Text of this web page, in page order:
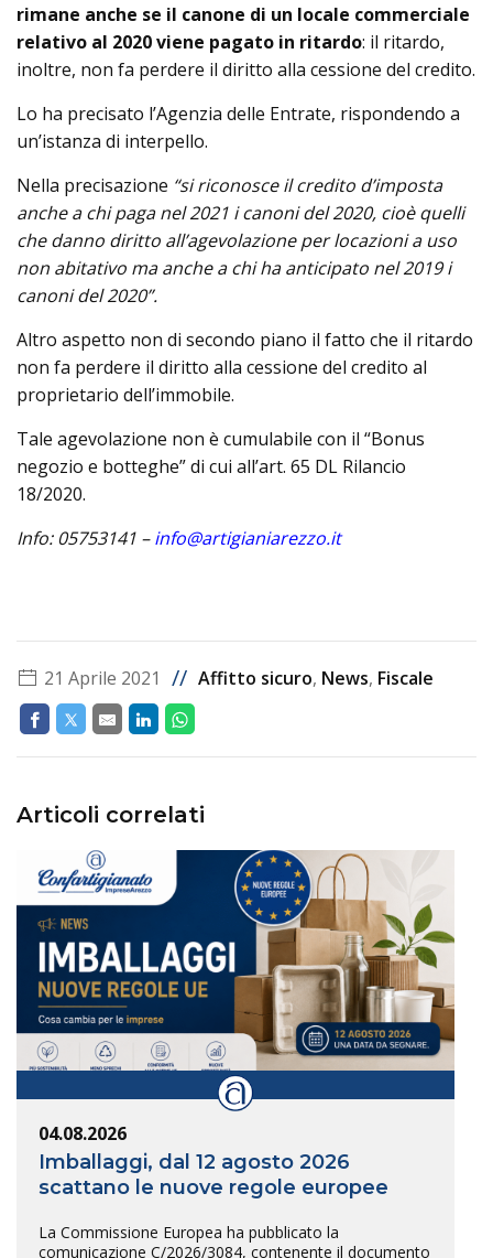
rimane anche se il canone di un locale commerciale
relativo al 2020 viene pagato in ritardo: il ritardo,
inoltre, non fa perdere il diritto alla cessione del credito.
Lo ha precisato l’Agenzia delle Entrate, rispondendo a
un’istanza di interpello.
Nella precisazione “si riconosce il credito d’imposta
anche a chi paga nel 2021 i canoni del 2020, cioè quelli
che danno diritto all’agevolazione per locazioni a uso
non abitativo ma anche a chi ha anticipato nel 2019 i
canoni del 2020”.
Altro aspetto non di secondo piano il fatto che il ritardo
non fa perdere il diritto alla cessione del credito al
proprietario dell’immobile.
Tale agevolazione non è cumulabile con il “Bonus
negozio e botteghe” di cui all’art. 65 DL Rilancio
18/2020.
Info: 05753141 –info@artigianiarezzo.it
21 Aprile 2021 // Affitto sicuro, News, Fiscale
Articoli correlati
04.08.2026
Imballaggi, dal 12 agosto 2026
scattano le nuove regole europee
La Commissione Europea ha pubblicato la
comunicazione C/2026/3084, contenente il documento